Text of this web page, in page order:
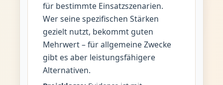
für bestimmte Einsatzszenarien.
Wer seine spezifischen Stärken
gezielt nutzt, bekommt guten
Mehrwert – für allgemeine Zwecke
gibt es aber leistungsfähigere
Alternativen.